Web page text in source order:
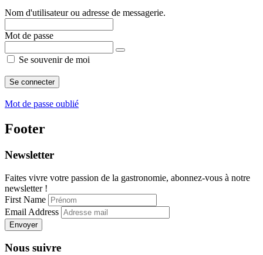
Nom d'utilisateur ou adresse de messagerie.
Mot de passe
Se souvenir de moi
Mot de passe oublié
Footer
Newsletter
Faites vivre votre passion de la gastronomie, abonnez-vous à notre
newsletter !
First Name
Email Address
Envoyer
Nous suivre